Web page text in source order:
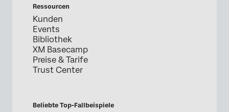
Ressourcen
Kunden
Events
Bibliothek
XM Basecamp
Preise & Tarife
Trust Center
Beliebte Top-Fallbeispiele